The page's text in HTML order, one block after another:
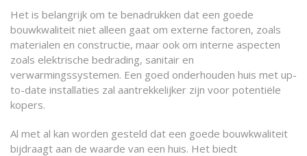
Het is belangrijk om te benadrukken dat een goede
bouwkwaliteit niet alleen gaat om externe factoren, zoals
materialen en constructie, maar ook om interne aspecten
zoals elektrische bedrading, sanitair en
verwarmingssystemen. Een goed onderhouden huis met up-
to-date installaties zal aantrekkelijker zijn voor potentiële
kopers.
Al met al kan worden gesteld dat een goede bouwkwaliteit
bijdraagt aan de waarde van een huis. Het biedt